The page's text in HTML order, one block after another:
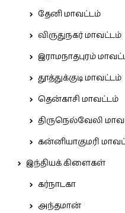
தேனி மாவட்டம்
விருதுநகர் மாவட்டம்
இராமநாதபுரம்
தூத்துக்குடி மாவட்டம்
தென்காசி மாவட்டம்
திருநெல்வேலி
கன்னியாகுமரி
இந்தியக் கிளைகள்
கர்நாடகா
அந்தமான்